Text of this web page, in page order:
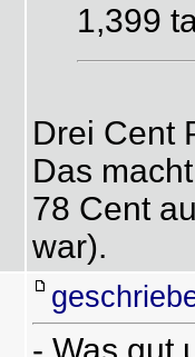
1,399
Drei Cent
Das
78 Cent
war).